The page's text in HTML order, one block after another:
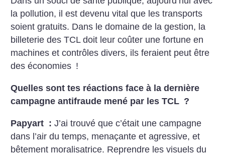
la pollution, il est devenu vital que les transports
soient gratuits. Dans le domaine de la gestion, la
billeterie des TCL doit leur coûter une fortune en
machines et contrôles divers, ils feraient peut être
des économies !
Quelles sont tes réactions face à la dernière
campagne antifraude mené par les TCL ?
Papyart : J’ai trouvé que c’était une campagne
dans l’air du temps, menaçante et agressive, et
bêtement moralisatrice. Reprendre les visuels du